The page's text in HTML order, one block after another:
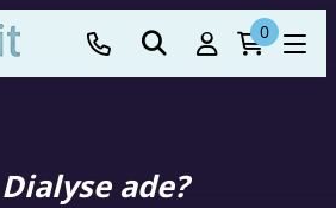
0
Dialyse ade?